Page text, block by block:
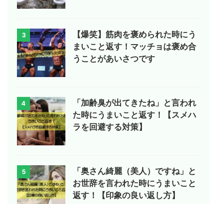
3
【爆笑】筋肉を褒められた時にう
まいこと返す！マッチョは褒め合
うことがあいさつです
4
「加齢臭が出てきたね」と言われ
た時にうまいこと返す！【スメハ
ラを回避する対策】
5
「奥さん綺麗（美人）ですね」と
お世辞を言われた時にうまいこと
返す！【印象の良い返し方】